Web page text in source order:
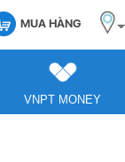
MUA HÀNG
VNPT MONEY